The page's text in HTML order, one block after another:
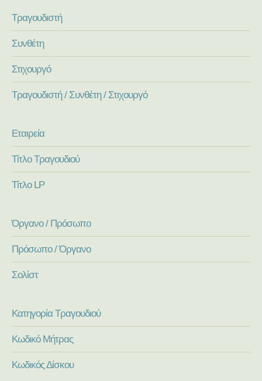
Τραγουδιστή
Συνθέτη
Στιχουργό
Τραγουδιστή / Συνθέτη / Στιχουργό
Εταιρεία
Τίτλο Τραγουδιού
Τίτλο LP
Όργανο / Πρόσωπο
Πρόσωπο / Όργανο
Σολίστ
Κατηγορία Τραγουδιού
Κωδικό Μήτρας
Κωδικός Δίσκου